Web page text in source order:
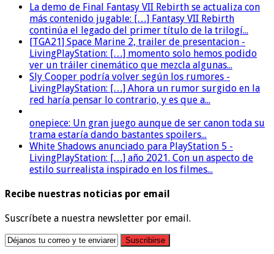
La demo de Final Fantasy VII Rebirth se actualiza con
más contenido jugable: […] Fantasy VII Rebirth
continúa el legado del primer título de la trilogí...
[TGA21] Space Marine 2, trailer de presentacion -
LivingPlayStation: […] momento solo hemos podido
ver un tráiler cinemático que mezcla algunas...
Sly Cooper podría volver según los rumores -
LivingPlayStation: […] Ahora un rumor surgido en la
red haría pensar lo contrario, y es que a...
onepiece: Un gran juego aunque de ser canon toda su
trama estaría dando bastantes spoilers...
White Shadows anunciado para PlayStation 5 -
LivingPlayStation: […] año 2021. Con un aspecto de
estilo surrealista inspirado en los filmes...
Recibe nuestras noticias por email
Suscríbete a nuestra newsletter por email.